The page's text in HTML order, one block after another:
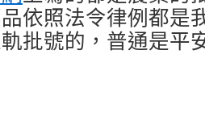
依照法令律例都是
批號的，普通是平